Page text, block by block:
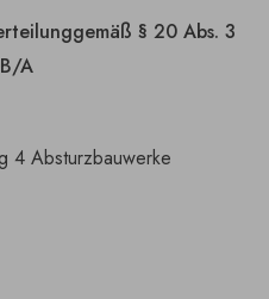
gemäß § 20 Abs. 3
A
4 Absturzbauwerke